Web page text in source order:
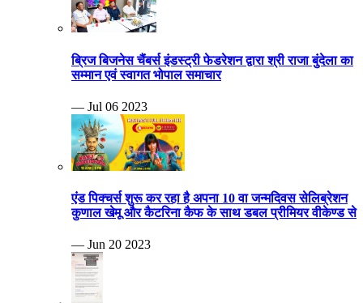
ब्रिज बिजनेस चैंबर्स इंडस्ट्री फेडरेशन द्वारा श्री राजा बुंदेला का
सम्मान एवं स्वागत भोपाल समाचार
— Jul 06 2023
एंड पिक्चर्स शुरू कर रहा है अपना 10 वा जन्मदिवस सेलिब्रेशन
कुणाल खेमू और कैटरिना कैफ के साथ डबल प्रीमियर वीकेण्ड से
— Jun 20 2023